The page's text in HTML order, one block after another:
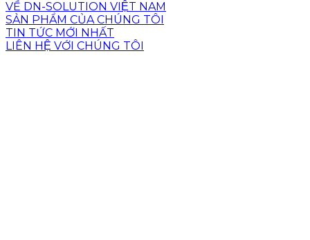
VỀ DN-SOLUTION VIỆT NAM
SẢN PHẨM CỦA CHÚNG TÔI
TIN TỨC MỚI NHẤT
LIÊN HỆ VỚI CHÚNG TÔI